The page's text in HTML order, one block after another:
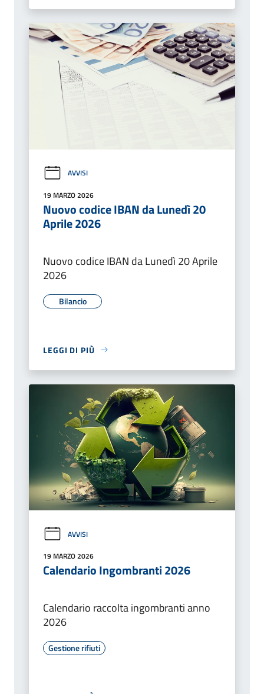
AVVISI
19 MARZO 2026
Nuovo codice IBAN da Lunedì 20
Aprile 2026
Nuovo codice IBAN da Lunedì 20 Aprile
2026
Bilancio
LEGGI DI PIÙ
AVVISI
19 MARZO 2026
Calendario Ingombranti 2026
Calendario raccolta ingombranti anno
2026
Gestione rifiuti